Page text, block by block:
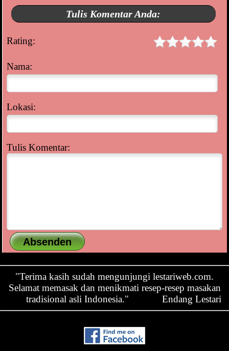
Tulis Komentar Anda:
Rating:
Nama:
Lokasi:
Tulis Komentar:
"Terima kasih sudah mengunjungi lestariweb.com.
Selamat memasak dan menikmati resep-resep masakan
tradisional asli Indonesia."
Endang Lestari